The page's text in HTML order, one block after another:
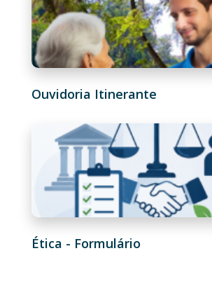
Ouvidoria Itinerante
Ética - Formulário